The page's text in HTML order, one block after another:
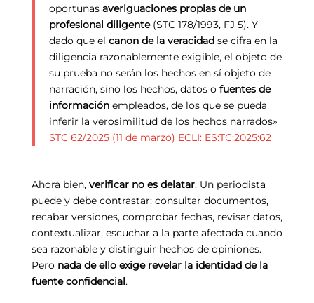
oportunas averiguaciones propias de un
profesional diligente(STC 178/1993, FJ 5). Y
dado que el canon de la veracidadse cifra en la
diligencia razonablemente exigible, el objeto de
su prueba no serán los hechos en sí objeto de
narración, sino los hechos, datos o fuentes de
informaciónempleados, de los que se pueda
inferir la verosimilitud de los hechos narrados»
STC 62/2025 (11 de marzo) ECLI: ES:TC:2025:62
Ahora bien, verificar no es delatar. Un periodista
puede y debe contrastar: consultar documentos,
recabar versiones, comprobar fechas, revisar datos,
contextualizar, escuchar a la parte afectada cuando
sea razonable y distinguir hechos de opiniones.
Pero nada de ello exige revelar la identidad de la
fuente confidencial.